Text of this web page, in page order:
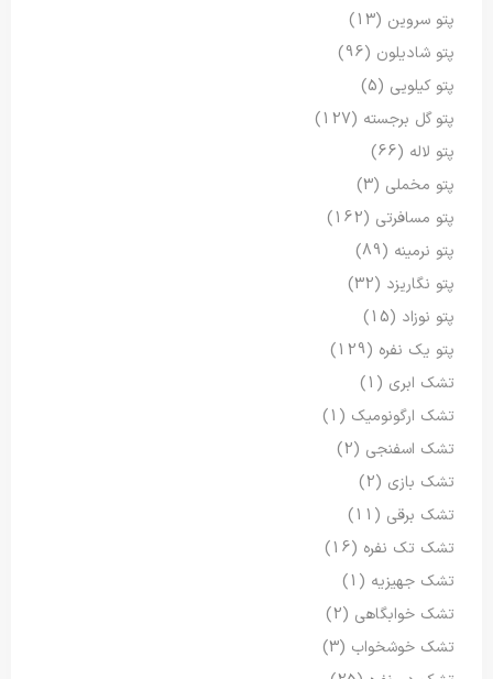
پتو سروین (13)
پتو شادیلون (96)
پتو کیلویی (5)
پتو گل برجسته (127)
پتو لاله (66)
پتو مخملی (3)
پتو مسافرتی (162)
پتو نرمینه (89)
پتو نگاریزد (32)
پتو نوزاد (15)
پتو یک نفره (129)
تشک ابری (1)
تشک ارگونومیک (1)
تشک اسفنجی (2)
تشک بازی (2)
تشک برقی (11)
تشک تک نفره (16)
تشک جهیزیه (1)
تشک خوابگاهی (2)
تشک خوشخواب (3)